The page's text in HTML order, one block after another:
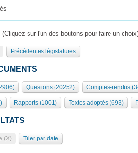
autres organes
de l'Assemblée
l'Assemblée
des Présidents Bureau Collège des
clés
palais Bourbon
(Cliquez sur l'un des boutons pour faire un choix)
Précédentes législatures
Questions (20252) Comptes-rendus
Rapports (1001) Textes adoptés (693)
(X) Trier par date